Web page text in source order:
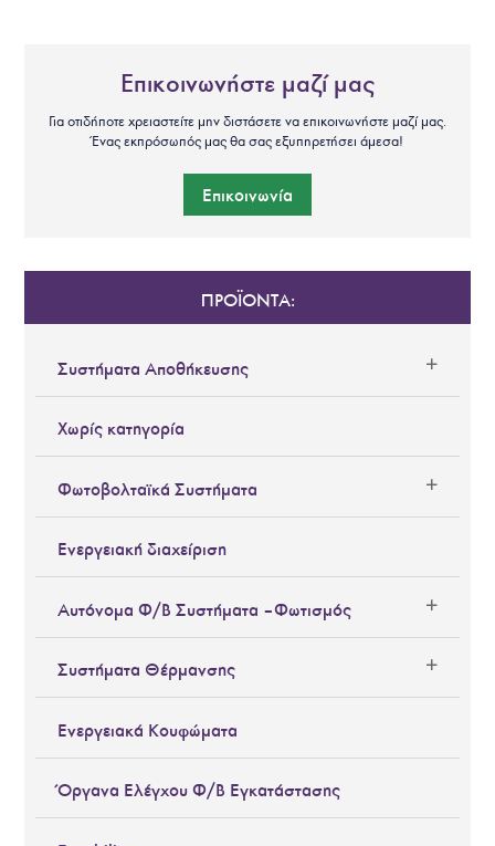
Επικοινωνήστε μαζί μας
Για οτιδήποτε χρειαστείτε μην διστάσετε να επικοινωνήστε μαζί μας.
Ένας εκπρόσωπός μας θα σας εξυπηρετήσει άμεσα!
Επικοινωνία
ΠΡΟΪΟΝΤΑ:
Συστήματα Αποθήκευσης
Χωρίς κατηγορία
Φωτοβολταϊκά Συστήματα
Ενεργειακή διαχείριση
Αυτόνομα Φ/Β Συστήματα – Φωτισμός
Συστήματα Θέρμανσης
Ενεργειακά Κουφώματα
Όργανα Ελέγχου Φ/Β Εγκατάστασης